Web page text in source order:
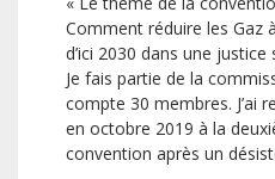
Comment réduire les Gaz
d’ici 2030 dans une justice
Je fais partie de la
compte 30 membres. J’ai
en octobre 2019 à la
convention après un